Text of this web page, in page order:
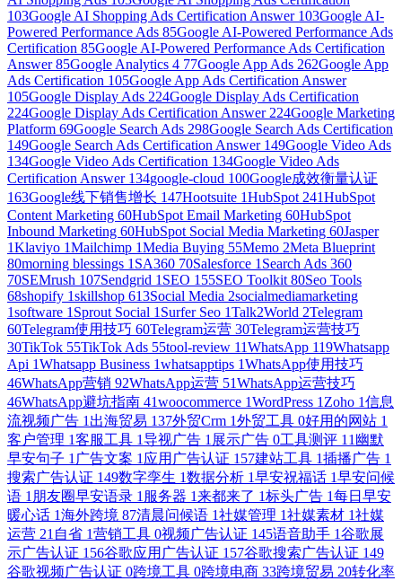
103Google AI Shopping Ads Certification Answer 103Google AI-
Powered Performance Ads 85Google AI-Powered Performance Ads
Certification 85Google AI-Powered Performance Ads Certification
Answer85Google Analytics 4 77Google App Ads 262Google App
Ads Certification 105Google App Ads Certification Answer
105Google Display Ads 224Google Display Ads Certification
224Google Display Ads Certification Answer 224Google Marketing
Platform 69Google Search Ads 298Google Search Ads Certification
149Google Search Ads Certification Answer 149Google Video Ads
134Google Video Ads Certification 134Google Video Ads
Certification Answer 134google-cloud 100Google成效衡量认证
163Google线下销售增长 147Hootsuite 1HubSpot 241HubSpot
Content Marketing 60HubSpot Email Marketing 60HubSpot
Inbound Marketing 60HubSpot Social Media Marketing 60Jasper
1Klaviyo 1Mailchimp 1Media Buying 55Memo 2Meta Blueprint
80morning blessings 1 SA360 70Salesforce 1 Search Ads 360
70SEMrush 107Sendgrid 1 SEO 155SEO Toolkit 80Seo Tools
68shopify 1skillshop 613Social Media 2socialmediamarketing
1software 1 Sprout Social 1 Surfer Seo 1Talk2World 2Telegram
60Telegram使用技巧 60Telegram运营 30Telegram运营技巧
30TikTok 55TikTok Ads 55tool-review 11WhatsApp 119Whatsapp
Api 1Whatsapp Business 1whatsapptips 1WhatsApp使用技巧
46WhatsApp营销 92WhatsApp运营 51WhatsApp运营技巧
46WhatsApp避坑指南 41woocommerce 1WordPress 1 Zoho 1信息
流视频广告 1 出海贸易 137外贸Crm 1外贸工具 0好用的网站 1
客户管理 1客服工具 1导视广告 1 展示广告 0工具测评 11 幽默
早安句子 1 广告文案 1 应用广告认证 157建站工具 1插播广告 1
搜索广告认证 149数字孪生 1数据分析 1早安祝福话 1早安问候
语 1 朋友圈早安语录 1 服务器 1来都来了 1标头广告 1每日早安
暖心话 1海外跨境 87清晨问候语 1社媒管理 1社媒素材 1社媒
运营 21 自省 1营销工具 0视频广告认证 145语音助手 1谷歌展
示广告认证 156谷歌应用广告认证 157谷歌搜索广告认证 149
谷歌视频广告认证 0跨境工具 0跨境电商 33跨境贸易 20转化率